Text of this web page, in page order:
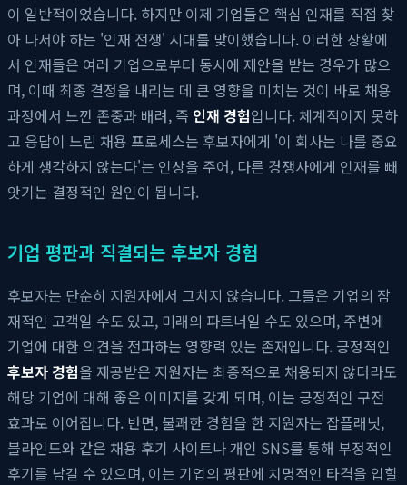
이 일반적이었습니다. 하지만 이제 기업들은 핵심 인재를 직접 찾
아 나서야 하는 '인재 전쟁' 시대를 맞이했습니다. 이러한 상황에
서 인재들은 여러 기업으로부터 동시에 제안을 받는 경우가 많으
며, 이때 최종 결정을 내리는 데 큰 영향을 미치는 것이 바로 채용
과정에서 느낀 존중과 배려, 즉 인재 경험입니다. 체계적이지 못하
고 응답이 느린 채용 프로세스는 후보자에게 '이 회사는 나를 중요
하게 생각하지 않는다'는 인상을 주어, 다른 경쟁사에게 인재를 빼
앗기는 결정적인 원인이 됩니다.
기업 평판과 직결되는 후보자 경험
후보자는 단순히 지원자에서 그치지 않습니다. 그들은 기업의 잠
재적인 고객일 수도 있고, 미래의 파트너일 수도 있으며, 주변에
기업에 대한 의견을 전파하는 영향력 있는 존재입니다. 긍정적인
후보자 경험을 제공받은 지원자는 최종적으로 채용되지 않더라도
해당 기업에 대해 좋은 이미지를 갖게 되며, 이는 긍정적인 구전
효과로 이어집니다. 반면, 불쾌한 경험을 한 지원자는 잡플래닛,
블라인드와 같은 채용 후기 사이트나 개인 SNS를 통해 부정적인
후기를 남길 수 있으며, 이는 기업의 평판에 치명적인 타격을 입힐